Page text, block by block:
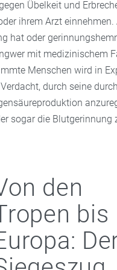
Übelkeit und
ihrem Arzt
hat oder
mit medizinischem
Menschen wird in
durch seine
sogar die Blutgerinnung
den
bis